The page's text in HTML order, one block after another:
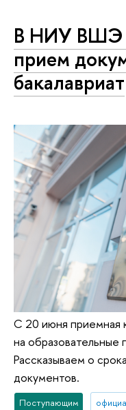
В НИУ ВШЭ
прием
бакалавриат
С 20 июня приемная
на образовательные
Рассказываем о
документов.
Поступающим